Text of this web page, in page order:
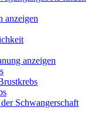
anzeigen
anzeigen
Schwangerschaft